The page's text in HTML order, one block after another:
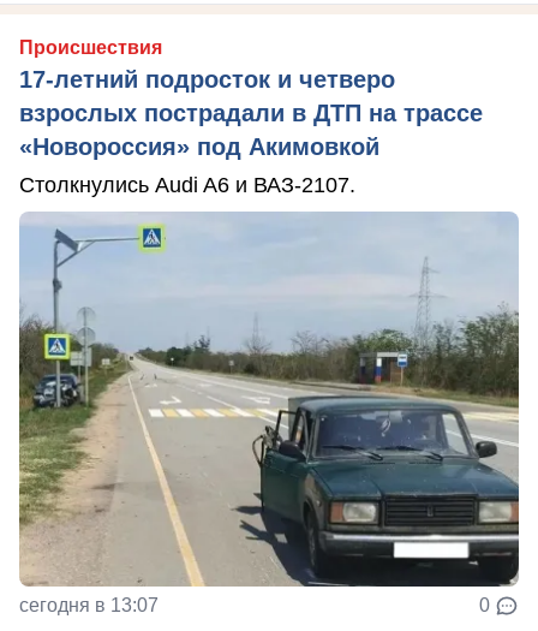
Происшествия
17-летний подросток и четверо
взрослых пострадали в ДТП на трассе
«Новороссия» под Акимовкой
Столкнулись Audi A6 и ВАЗ-2107.
сегодня в 13:07 0